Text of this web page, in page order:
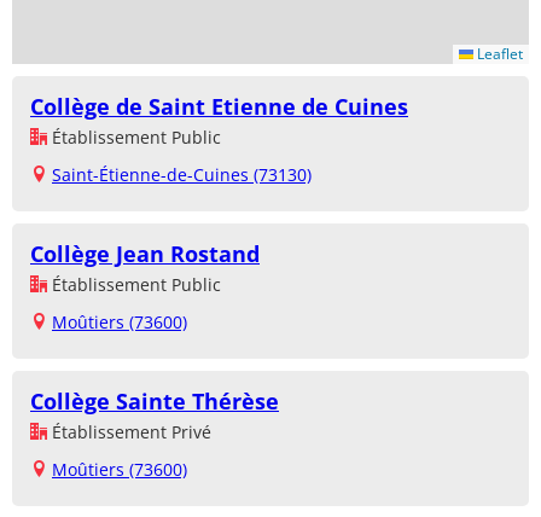
Leaflet
Collège de Saint Etienne de Cuines
Établissement Public
Saint-Étienne-de-Cuines (73130)
Collège Jean Rostand
Établissement Public
Moûtiers (73600)
Collège Sainte Thérèse
Établissement Privé
Moûtiers (73600)